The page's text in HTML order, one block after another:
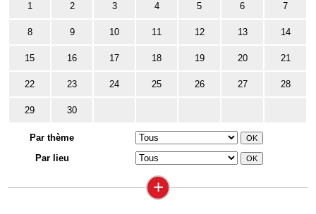
1 2 3 4 5 6 7
8 9 10 11 12 13 14
15 16 17 18 19 20 21
22 23 24 25 26 27 28
29 30
Par thème
Par lieu
+